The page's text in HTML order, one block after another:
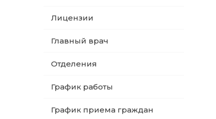
Лицензии
Главный врач
Отделения
График работы
График приема граждан